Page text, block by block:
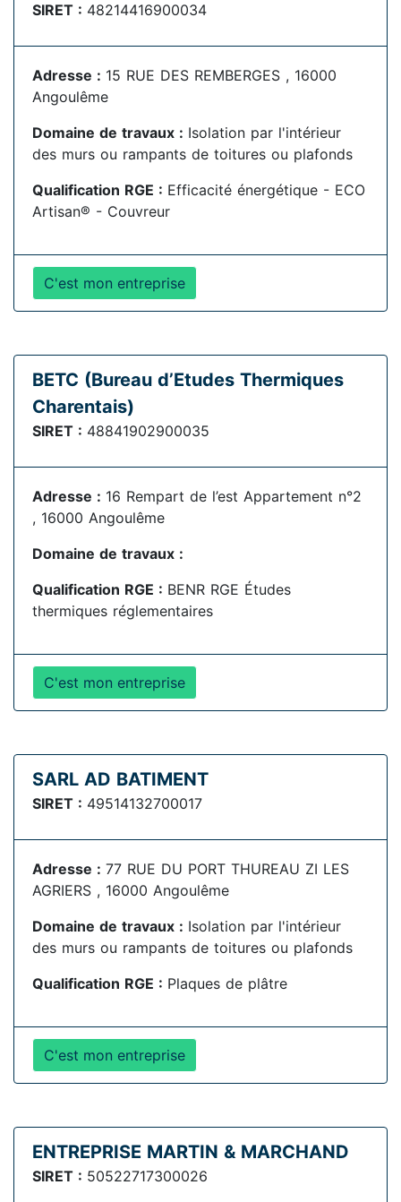
SIRET : 48214416900034
Adresse : 15 RUE DES REMBERGES , 16000
Angoulême
Domaine de travaux : Isolation par l'intérieur
des murs ou rampants de toitures ou plafonds
Qualification RGE : Efficacité énergétique - ECO
Artisan® - Couvreur
C'est mon entreprise
BETC (Bureau d’Etudes Thermiques
Charentais)
SIRET : 48841902900035
Adresse : 16 Rempart de l’est Appartement n°2
, 16000 Angoulême
Domaine de travaux :
Qualification RGE : BENR RGE Études
thermiques réglementaires
C'est mon entreprise
SARL AD BATIMENT
SIRET : 49514132700017
Adresse : 77 RUE DU PORT THUREAU ZI LES
AGRIERS , 16000 Angoulême
Domaine de travaux : Isolation par l'intérieur
des murs ou rampants de toitures ou plafonds
Qualification RGE : Plaques de plâtre
C'est mon entreprise
ENTREPRISE MARTIN & MARCHAND
SIRET : 50522717300026